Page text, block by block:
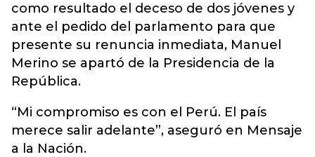
como resultado el deceso de dos jóvenes y
ante el pedido del parlamento para que
presente su renuncia inmediata, Manuel
Merino se apartó de la Presidencia de la
República.
“Mi compromiso es con el Perú. El país
merece salir adelante”, aseguró en Mensaje
a la Nación.